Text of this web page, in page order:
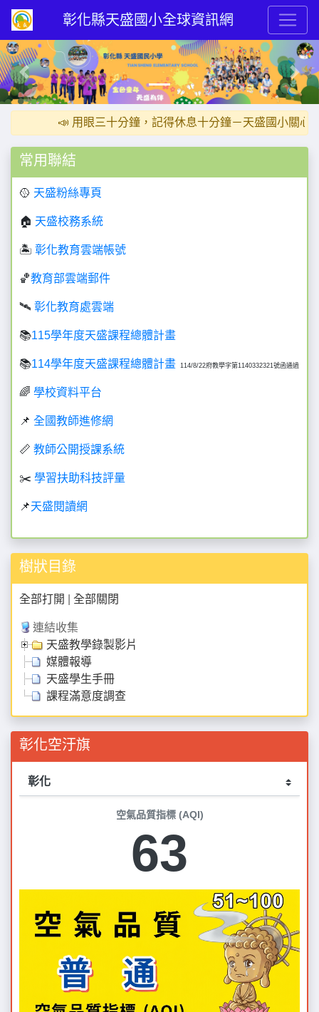
彰化縣天盛國小全球資訊網
Previous Next
📣 用眼三十分鐘，記得休息十分鐘－天盛國小關心您
常用聯結
🥎 天盛粉絲專頁
🏠 天盛校務系統
🏝️ 彰化教育雲端帳號
🏀教育部雲端郵件
🛰️ 彰化教育處雲端
📚115學年度天盛課程總體計畫
📚114學年度天盛課程總體計畫 114/8/22府教學字第1140332321號函通過
🌈 學校資料平台
📌 全國教師進修網
📏 教師公開授課系統
✂️ 學習扶助科技評量
📌天盛閱讀網
樹狀目錄
全部打開 全部關閉
連結收集
天盛教學錄製影片
媒體報導
天盛學生手冊
課程滿意度調查
彰化空汙旗
空氣品質指標 (AQI)
63